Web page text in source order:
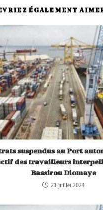
ÉGALEMENT
suspendus au Port
des travailleurs
Bassirou Diomaye
21 juillet 2024